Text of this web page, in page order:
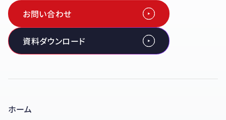
お問い合わせ
資料ダウンロード
ホーム